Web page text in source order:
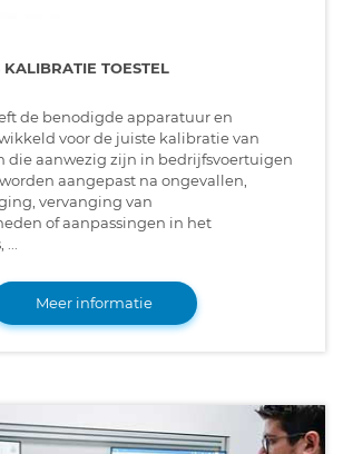
TOESTEL
de benodigde apparatuur en
voor de juiste kalibratie van
die aanwezig zijn in bedrijfsvoertuigen
aangepast na ongevallen,
vervanging van
of aanpassingen in het
Meer informatie